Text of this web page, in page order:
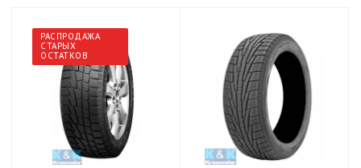
РАСПРОДАЖА
СТАРЫХ
ОСТАТКОВ